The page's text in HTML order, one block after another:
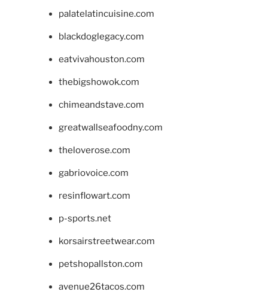
palatelatincuisine.com
blackdoglegacy.com
eatvivahouston.com
thebigshowok.com
chimeandstave.com
greatwallseafoodny.com
theloverose.com
gabriovoice.com
resinflowart.com
p-sports.net
korsairstreetwear.com
petshopallston.com
avenue26tacos.com